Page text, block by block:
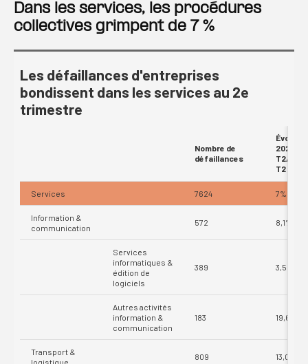
Dans les services, les procédures
collectives grimpent de 7 %